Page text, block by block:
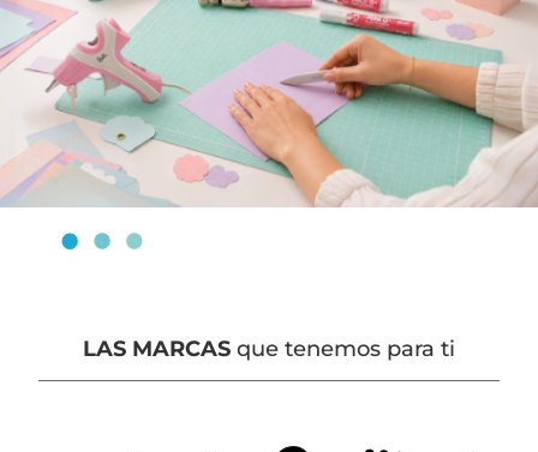
LAS MARCAS que tenemos para ti